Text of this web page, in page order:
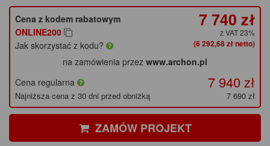
Cena z kodem rabatowym
ONLINE200
Jak skorzystać z kodu?
7 740 zł
z VAT 23%
(6 292,68 zł netto)
na zamówienia przez www.archon.pl
Cena regularna
7 940 zł
Najniższa cena z 30 dni przed obniżką 7 690 zł
ZAMÓW PROJEKT